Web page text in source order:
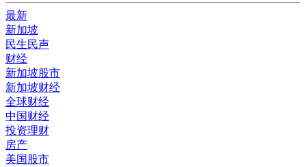
最新
新加坡
民生民声
财经
新加坡股市
新加坡财经
全球财经
中国财经
投资理财
房产
美国股市